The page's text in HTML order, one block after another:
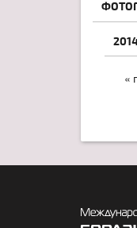
«